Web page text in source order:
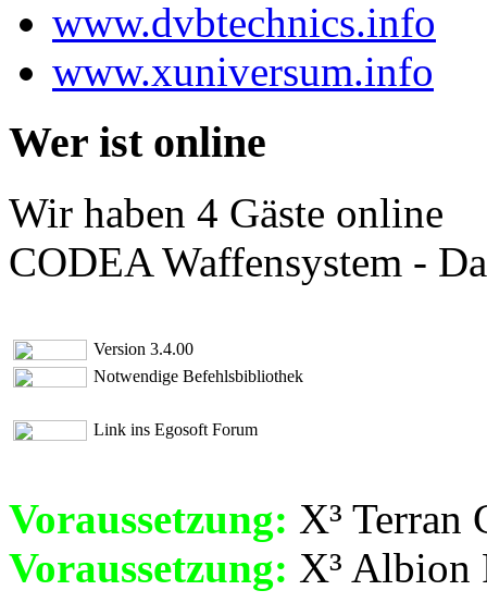
www.dvbtechnics.info
www.xuniversum.info
Wer ist online
Wir haben 4 Gäste online
CODEA Waffensystem -
Version 3.4.00
Notwendige Befehlsbibliothek
Link ins Egosoft Forum
Voraussetzung: X³ Terran
Voraussetzung: X³ Albion